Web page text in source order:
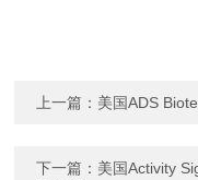
上一篇： 美国ADS
下一篇： 美国Activity